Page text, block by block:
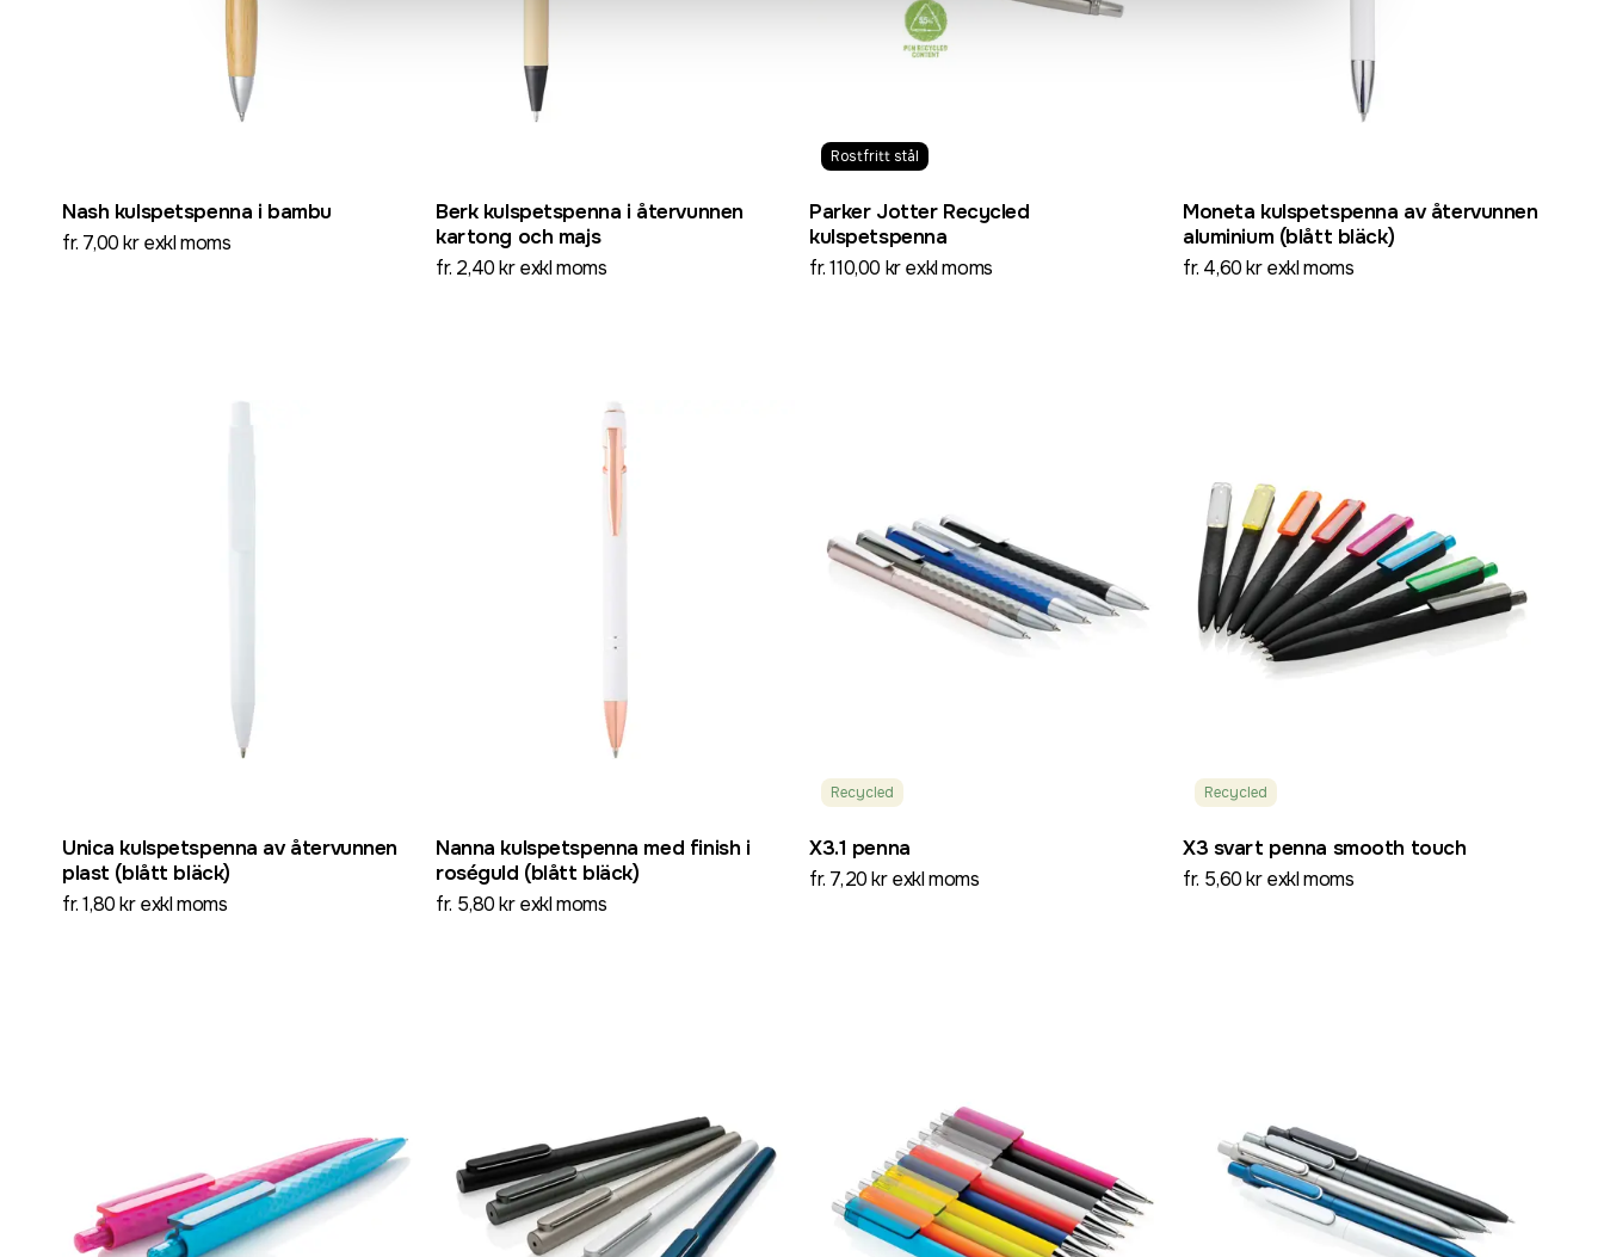
Nash kulspetspenna i bambu
fr. 7,00 kr exkl moms
Berk kulspetspenna i återvunnen
kartong och majs
fr. 2,40 kr exkl moms
Rostfritt stål
Parker Jotter Recycled
kulspetspenna
fr. 110,00 kr exkl moms
Moneta kulspetspenna av återvunnen
aluminium (blått bläck)
fr. 4,60 kr exkl moms
Unica kulspetspenna av återvunnen
plast (blått bläck)
fr. 1,80 kr exkl moms
Nanna kulspetspenna med finish i
roséguld (blått bläck)
fr. 5,80 kr exkl moms
Recycled
X3.1 penna
fr. 7,20 kr exkl moms
Recycled
X3 svart penna smooth touch
fr. 5,60 kr exkl moms